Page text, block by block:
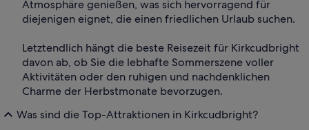
Atmosphäre genießen, was sich hervorragend für
diejenigen eignet, die einen friedlichen Urlaub suchen.
Letztendlich hängt die beste Reisezeit für Kirkcudbright
davon ab, ob Sie die lebhafte Sommerszene voller
Aktivitäten oder den ruhigen und nachdenklichen
Charme der Herbstmonate bevorzugen.
Was sind die Top-Attraktionen in Kirkcudbright?